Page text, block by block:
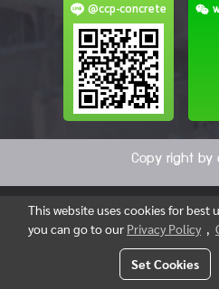
@ccp-concrete
Copy right by
This website uses cookies for
you can go to our Privacy Policy ,
Set Cookies